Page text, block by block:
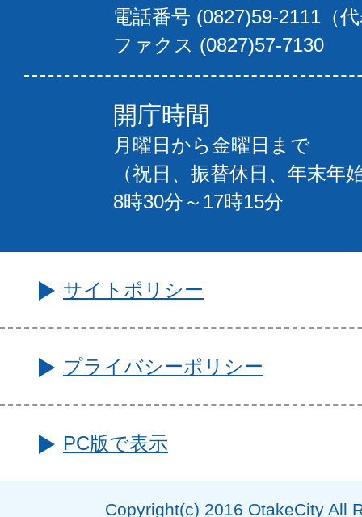
電話番号 (0827)59-2111（
ファクス (0827)57-7130
開庁時間
月曜日から金曜日まで
（祝日、振替休日、年末年
8時30分～17時15分
サイトポリシー
プライバシーポリシー
PC版で表示
Copyright(c) 2016 OtakeCity All